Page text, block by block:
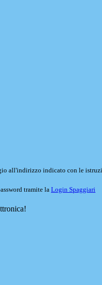
all'indirizzo indicato con le
tramite la Login Spaggiari